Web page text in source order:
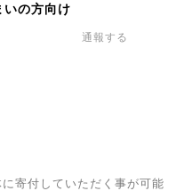
いの方向け
通報する
寄付していただく事が可能